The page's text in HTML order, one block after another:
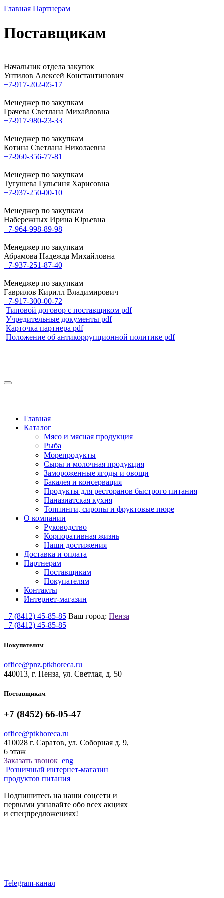
Главная Партнерам
Поставщикам
Начальник отдела закупок
Унтилов Алексей Константинович
+7-917-202-05-17
Менеджер по закупкам
Грачева Светлана Михайловна
+7-917-980-23-33
Менеджер по закупкам
Котина Светлана Николаевна
+7-960-356-77-81
Менеджер по закупкам
Тугушева Гульсиня Харисовна
+7-937-250-00-10
Менеджер по закупкам
Набережных Ирина Юрьевна
+7-964-998-89-98
Менеджер по закупкам
Абрамова Надежда Михайловна
+7-937-251-87-40
Менеджер по закупкам
Гаврилов Кирилл Владимирович
+7-917-300-00-72
Типовой договор с поставщиком pdf
Учредительные документы pdf
Карточка партнера pdf
Положение об антикоррупционной политике pdf
Главная
Каталог
Мясо и мясная продукция
Рыба
Морепродукты
Сыры и молочная продукция
Замороженные ягоды и овощи
Бакалея и консервация
Продукты для ресторанов быстрого питания
Паназиатская кухня
Топпинги, сиропы и фруктовые пюре
О компании
Руководство
Корпоративная жизнь
Наши достижения
Доставка и оплата
Партнерам
Поставщикам
Покупателям
Контакты
Интернет-магазин
+7 (8412) 45-85-85 Ваш город: Пенза
+7 (8412) 45-85-85
Покупателям
office@pnz.ptkhoreca.ru
440013, г. Пенза, ул. Светлая, д. 50
Поставщикам
+7 (8452) 66-05-47
office@ptkhoreca.ru
410028 г. Саратов, ул. Соборная д. 9,
6 этаж
Заказать звонок eng
Розничный интернет-магазин
продуктов питания
Подпишитесь на наши соцсети и
первыми узнавайте обо всех акциях
и спецпредложениях!
Telegram-канал